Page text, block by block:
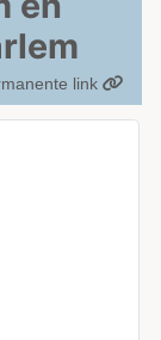
link